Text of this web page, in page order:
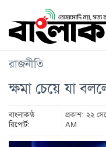
রাজনীতি
ক্ষমা চেয়ে যা
বাংলাকন্ঠ
রিপোর্ট:
প্রকাশ: ২২
AM